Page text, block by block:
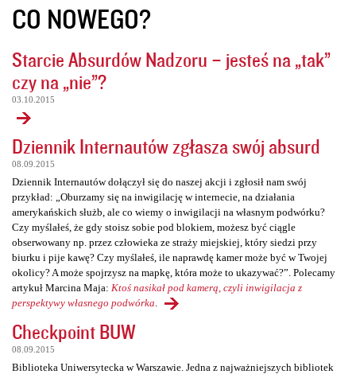
CO NOWEGO?
Starcie Absurdów Nadzoru – jesteś na „tak”
czy na „nie”?
03.10.2015
Dziennik Internautów zgłasza swój absurd
08.09.2015
Dziennik Internautów dołączył się do naszej akcji i zgłosił nam swój
przykład: „Oburzamy się na inwigilację w internecie, na działania
amerykańskich służb, ale co wiemy o inwigilacji na własnym podwórku?
Czy myślałeś, że gdy stoisz sobie pod blokiem, możesz być ciągle
obserwowany np. przez człowieka ze straży miejskiej, który siedzi przy
biurku i pije kawę? Czy myślałeś, ile naprawdę kamer może być w Twojej
okolicy? A może spojrzysz na mapkę, która może to ukazywać?”. Polecamy
artykuł Marcina Maja: Ktoś nasikał pod kamerą, czyli inwigilacja z
perspektywy własnego podwórka
Checkpoint BUW
08.09.2015
Biblioteka Uniwersytecka w Warszawie. Jedna z najważniejszych bibliotek